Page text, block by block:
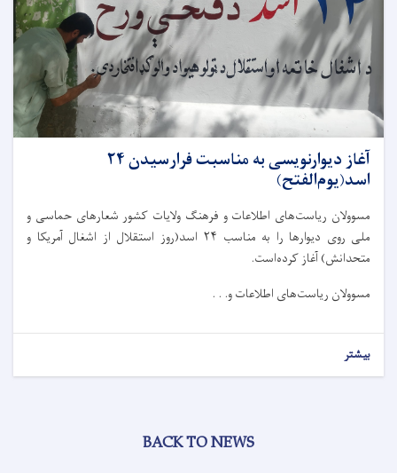
آغاز دیوارنویسی به مناسبت فرارسیدن ۲۴
اسد(یوم‌الفتح)
مسوولان ریاست‌های اطلاعات و فرهنگ ولایات کشور شعار‌های حماسی و
ملی روی دیوارها را به مناسب ۲۴ اسد(روز استقلال از اشغال آمریکا و
متحدانش) آغاز کرده‌است.
مسوولان ریاست‌های اطلاعات و. . .
بیشتر
BACK TO NEWS